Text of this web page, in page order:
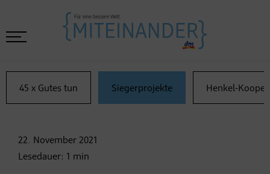
45 x Gutes tun Siegerprojekte Henkel-
22. November 2021
Lesedauer: 1 min